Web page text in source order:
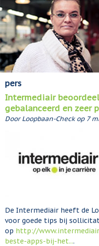
pers
Intermediair
gebalanceerd en zeer
DoorLoopbaan-Checkop 7
De Intermediair heeft de
voor goede tips bij
op http://
beste-apps-bij-het....